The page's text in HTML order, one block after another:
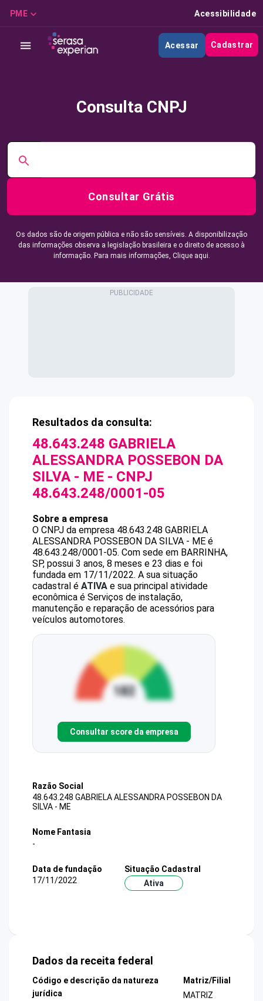
PME Acessibilidade
Acessar Cadastrar
Consulta CNPJ
Consultar Grátis
Os dados são de origem pública e não são sensíveis. A disponibilização
das informações observa a legislação brasileira e o direito de acesso à
informação. Para mais informações, Clique aqui.
Resultados da consulta:
48.643.248 GABRIELA
ALESSANDRA POSSEBON DA
SILVA - ME - CNPJ
48.643.248/0001-05
Sobre a empresa
O CNPJ da empresa 48.643.248 GABRIELA
ALESSANDRA POSSEBON DA SILVA - ME é
48.643.248/0001-05. Com sede em BARRINHA,
SP, possui 3 anos, 8 meses e 23 dias e foi
fundada em 17/11/2022. A sua situação
cadastral é ATIVA e sua principal atividade
econômica é Serviços de instalação,
manutenção e reparação de acessórios para
veículos automotores.
Consultar score da empresa
Razão Social
48.643.248 GABRIELA ALESSANDRA POSSEBON DA
SILVA - ME
Nome Fantasia
-
Data de fundação
17/11/2022
Situação Cadastral
Ativa
Dados da receita federal
Código e descrição da natureza
jurídica
Matriz/Filial
MATRIZ